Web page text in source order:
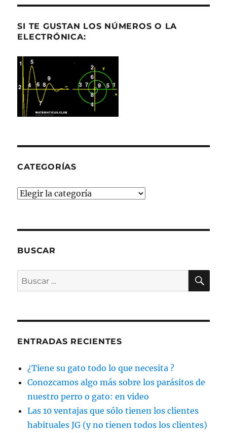
SI TE GUSTAN LOS NÚMEROS O LA
ELECTRÓNICA:
CATEGORÍAS
Categorías
BUSCAR
Buscar
por:
ENTRADAS RECIENTES
¿Tiene su gato todo lo que necesita ?
Conozcamos algo más sobre los parásitos de
nuestro perro o gato: en video
Las 10 ventajas que sólo tienen los clientes
habituales JG (y no tienen todos los clientes)